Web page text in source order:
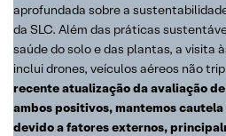
aprofundada sobre a
da SLC. Além das práticas
saúde do solo e das plantas, a visita
inclui drones, veículos aéreos não
recente atualização da avaliação
ambos positivos, mantemos
devido a fatores externos,